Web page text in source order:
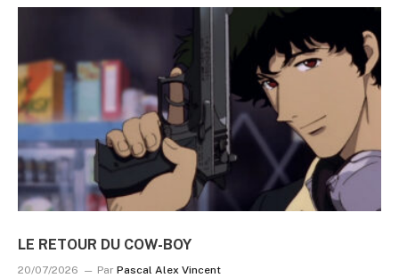
LE RETOUR DU COW-BOY
20/07/2026 Par Pascal Alex Vincent